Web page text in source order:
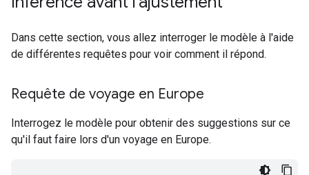
Dans cette section, vous allez interroger le modèle à l'aide
de différentes requêtes pour voir comment il répond.
Requête de voyage en Europe
Interrogez le modèle pour obtenir des suggestions sur ce
qu'il faut faire lors d'un voyage en Europe.